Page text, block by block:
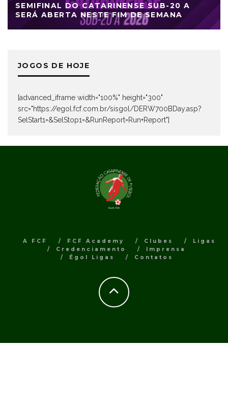
SEMIFINAL DO CATARINENSE SUB-20 A
SERÁ ABERTA NESTE FIM DE SEMANA
JOGOS DE HOJE
[advanced_iframe width="100%" height="300"
src="https://egol.fcf.com.br/sisgol/DERW700BDay.asp?
SelStart1=&SelStop1=&RunReport=Run+Report"]
A FCF FCF Academy Clubes
Ligas
Credenciamento
Imprensa
Égol Ligas
Contatos